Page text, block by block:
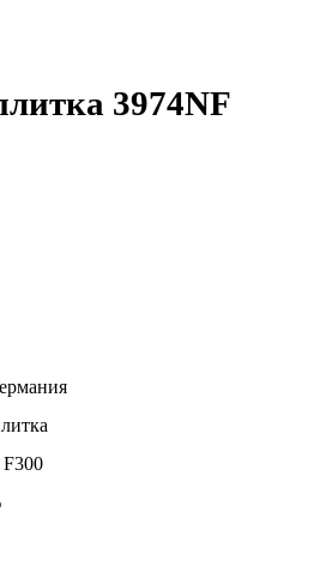
3974NF
F300